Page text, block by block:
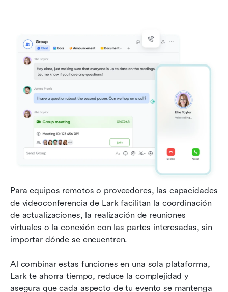
Para equipos remotos o proveedores, las capacidades
de videoconferencia de Lark facilitan la coordinación
de actualizaciones, la realización de reuniones
virtuales o la conexión con las partes interesadas, sin
importar dónde se encuentren.
Al combinar estas funciones en una sola plataforma,
Lark te ahorra tiempo, reduce la complejidad y
asegura que cada aspecto de tu evento se mantenga